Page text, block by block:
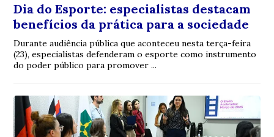
Dia do Esporte: especialistas destacam
benefícios da prática para a sociedade
Durante audiência pública que aconteceu nesta terça-feira
(23), especialistas defenderam o esporte como instrumento
do poder público para promover ...